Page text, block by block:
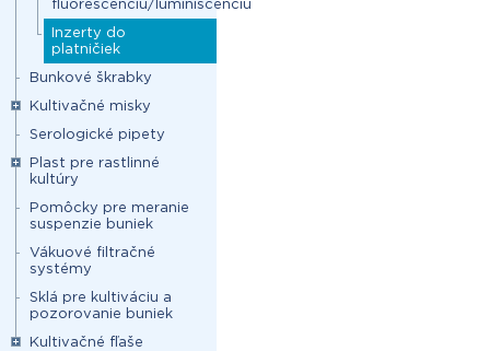
fluorescenciu/luminiscenciu
Inzerty do
platničiek
Bunkové škrabky
Kultivačné misky
Serologické pipety
Plast pre rastlinné
kultúry
Pomôcky pre meranie
suspenzie buniek
Vákuové filtračné
systémy
Sklá pre kultiváciu a
pozorovanie buniek
Kultivačné fľaše